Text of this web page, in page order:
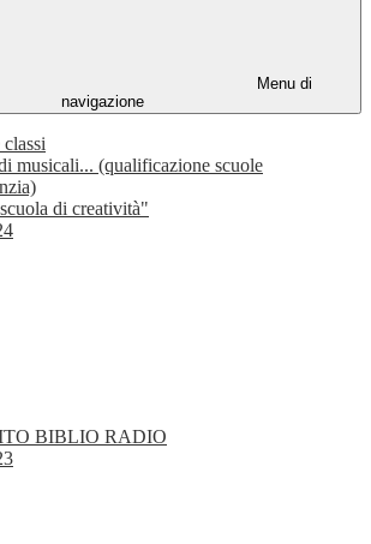
Menu di
navigazione
musicali... (qualificazione scuole
di creatività"
BIBLIO RADIO